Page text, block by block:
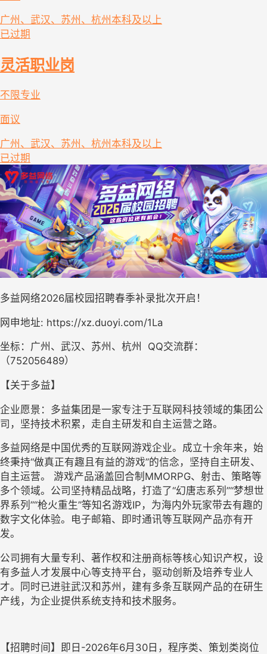
广州、武汉、苏州、杭州 本科及以上
已过期
灵活职业岗
不限专业
面议
广州、武汉、苏州、杭州 本科及以上
已过期
多益网络2026届校园招聘春季补录批次开启！
网申地址: https://xz.duoyi.com/1La
坐标：广州、武汉、苏州、杭州  QQ交流群：
（752056489）
【关于多益】
企业愿景：多益集团是一家专注于互联网科技领域的集团公
司，坚持技术积累，走自主研发和自主运营之路。
多益网络是中国优秀的互联网游戏企业。成立十余年来，始
终秉持“做真正有趣且有益的游戏”的信念，坚持自主研发、
自主运营。 游戏产品涵盖回合制MMORPG、射击、策略等
多个领域。公司坚持精品战略，打造了“幻唐志系列”“梦想世
界系列”“枪火重生”等知名游戏IP，为海内外玩家带去有趣的
数字文化体验。电子邮箱、即时通讯等互联网产品亦有开
发。
公司拥有大量专利、著作权和注册商标等核心知识产权，设
有多益人才发展中心等支持平台，驱动创新及培养专业人
才。同时已进驻武汉和苏州，建有多条互联网产品的在研生
产线，为企业提供系统支持和技术服务。
【招聘时间】 即日-2026年6月 30日，程序类、策划类岗位